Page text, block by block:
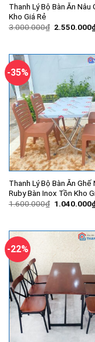
Thanh Lý Bộ Bàn Ăn Nâu
Kho Giá Rẻ
3.000.000₫ Giá
2.550.000
-35%
Thanh Lý Bộ Bàn Ăn Ghế
Ruby Bàn Inox Tồn Kho
1.600.000₫ Giá
1.040.000
-22%